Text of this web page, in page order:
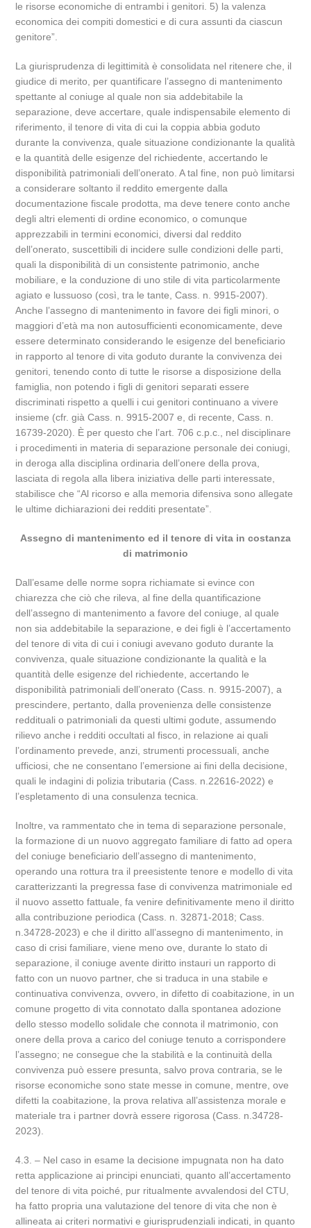
le risorse economiche di entrambi i genitori. 5) la valenza
economica dei compiti domestici e di cura assunti da ciascun
genitore”.
La giurisprudenza di legittimità è consolidata nel ritenere che, il
giudice di merito, per quantificare l’assegno di mantenimento
spettante al coniuge al quale non sia addebitabile la
separazione, deve accertare, quale indispensabile elemento di
riferimento, il tenore di vita di cui la coppia abbia goduto
durante la convivenza, quale situazione condizionante la qualità
e la quantità delle esigenze del richiedente, accertando le
disponibilità patrimoniali dell’onerato. A tal fine, non può limitarsi
a considerare soltanto il reddito emergente dalla
documentazione fiscale prodotta, ma deve tenere conto anche
degli altri elementi di ordine economico, o comunque
apprezzabili in termini economici, diversi dal reddito
dell’onerato, suscettibili di incidere sulle condizioni delle parti,
quali la disponibilità di un consistente patrimonio, anche
mobiliare, e la conduzione di uno stile di vita particolarmente
agiato e lussuoso (così, tra le tante, Cass. n. 9915-2007).
Anche l’assegno di mantenimento in favore dei figli minori, o
maggiori d’età ma non autosufficienti economicamente, deve
essere determinato considerando le esigenze del beneficiario
in rapporto al tenore di vita goduto durante la convivenza dei
genitori, tenendo conto di tutte le risorse a disposizione della
famiglia, non potendo i figli di genitori separati essere
discriminati rispetto a quelli i cui genitori continuano a vivere
insieme (cfr. già Cass. n. 9915-2007 e, di recente, Cass. n.
16739-2020). È per questo che l’art. 706 c.p.c., nel disciplinare
i procedimenti in materia di separazione personale dei coniugi,
in deroga alla disciplina ordinaria dell’onere della prova,
lasciata di regola alla libera iniziativa delle parti interessate,
stabilisce che “Al ricorso e alla memoria difensiva sono allegate
le ultime dichiarazioni dei redditi presentate”.
Assegno di mantenimento ed il tenore di vita in costanza
di matrimonio
Dall’esame delle norme sopra richiamate si evince con
chiarezza che ciò che rileva, al fine della quantificazione
dell’assegno di mantenimento a favore del coniuge, al quale
non sia addebitabile la separazione, e dei figli è l’accertamento
del tenore di vita di cui i coniugi avevano goduto durante la
convivenza, quale situazione condizionante la qualità e la
quantità delle esigenze del richiedente, accertando le
disponibilità patrimoniali dell’onerato (Cass. n. 9915-2007), a
prescindere, pertanto, dalla provenienza delle consistenze
reddituali o patrimoniali da questi ultimi godute, assumendo
rilievo anche i redditi occultati al fisco, in relazione ai quali
l’ordinamento prevede, anzi, strumenti processuali, anche
ufficiosi, che ne consentano l’emersione ai fini della decisione,
quali le indagini di polizia tributaria (Cass. n.22616-2022) e
l’espletamento di una consulenza tecnica.
Inoltre, va rammentato che in tema di separazione personale,
la formazione di un nuovo aggregato familiare di fatto ad opera
del coniuge beneficiario dell’assegno di mantenimento,
operando una rottura tra il preesistente tenore e modello di vita
caratterizzanti la pregressa fase di convivenza matrimoniale ed
il nuovo assetto fattuale, fa venire definitivamente meno il diritto
alla contribuzione periodica (Cass. n. 32871-2018; Cass.
n.34728-2023) e che il diritto all’assegno di mantenimento, in
caso di crisi familiare, viene meno ove, durante lo stato di
separazione, il coniuge avente diritto instauri un rapporto di
fatto con un nuovo partner, che si traduca in una stabile e
continuativa convivenza, ovvero, in difetto di coabitazione, in un
comune progetto di vita connotato dalla spontanea adozione
dello stesso modello solidale che connota il matrimonio, con
onere della prova a carico del coniuge tenuto a corrispondere
l’assegno; ne consegue che la stabilità e la continuità della
convivenza può essere presunta, salvo prova contraria, se le
risorse economiche sono state messe in comune, mentre, ove
difetti la coabitazione, la prova relativa all’assistenza morale e
materiale tra i partner dovrà essere rigorosa (Cass. n.34728-
2023).
4.3. – Nel caso in esame la decisione impugnata non ha dato
retta applicazione ai principi enunciati, quanto all’accertamento
del tenore di vita poiché, pur ritualmente avvalendosi del CTU,
ha fatto propria una valutazione del tenore di vita che non è
allineata ai criteri normativi e giurisprudenziali indicati, in quanto